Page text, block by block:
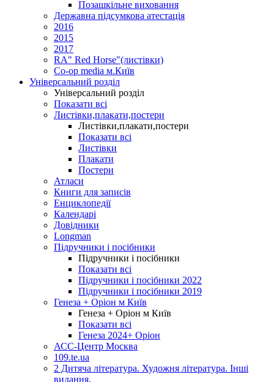
Позашкільне виховання
Державна підсумкова атестація
2016
2015
2017
RA" Red Horse"(листівки)
Co-op media м.Київ
Універсальний розділ
Універсальний розділ
Показати всі
Листівки,плакати,постери
Листівки,плакати,постери
Показати всі
Листівки
Плакати
Постери
Атласи
Книги для записів
Енциклопедії
Календарі
Довідники
Longman
Підручники і посібники
Підручники і посібники
Показати всі
Підручники і посібники 2022
Підручники і посібники 2019
Генеза + Оріон м Київ
Генеза + Оріон м Київ
Показати всі
Генеза 2024+ Оріон
АСС-Центр Москва
109.te.ua
2 Дитяча література. Художня література. Інші
видання.